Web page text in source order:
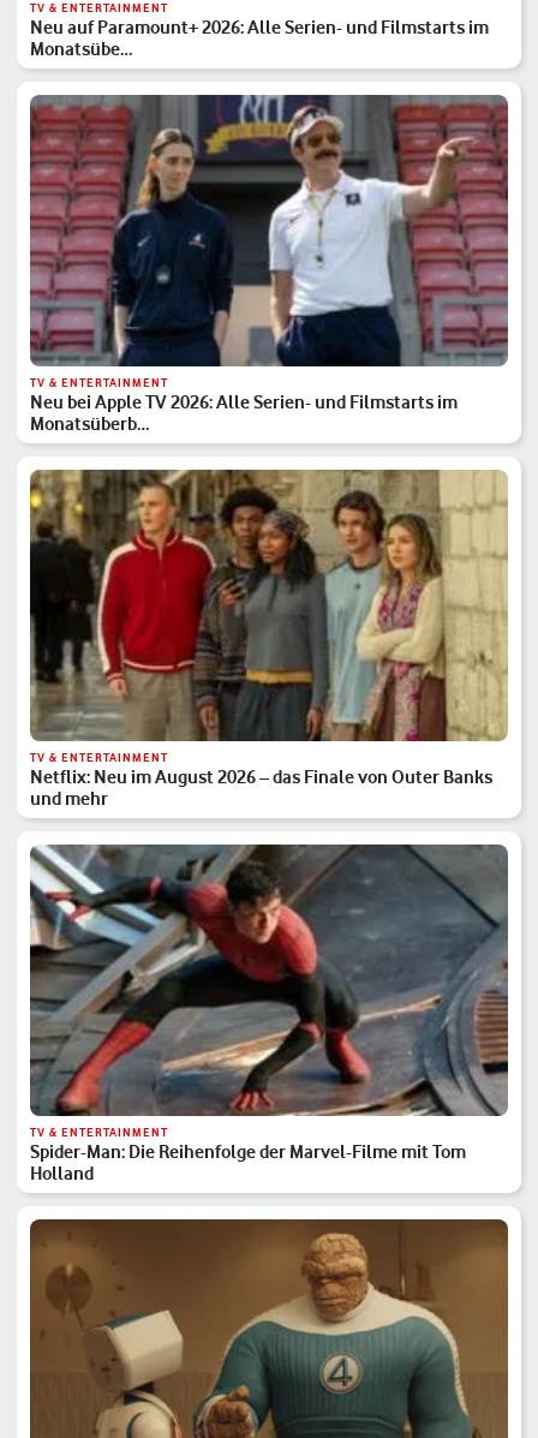
TV & ENTERTAINMENT
Neu auf Paramount+ 2026: Alle Serien- und Filmstarts im
Monatsübe…
TV & ENTERTAINMENT
Neu bei Apple TV 2026: Alle Serien- und Filmstarts im
Monatsüberb…
TV & ENTERTAINMENT
Netflix: Neu im August 2026 – das Finale von Outer Banks
und mehr
TV & ENTERTAINMENT
Spider-Man: Die Reihenfolge der Marvel-Filme mit Tom
Holland